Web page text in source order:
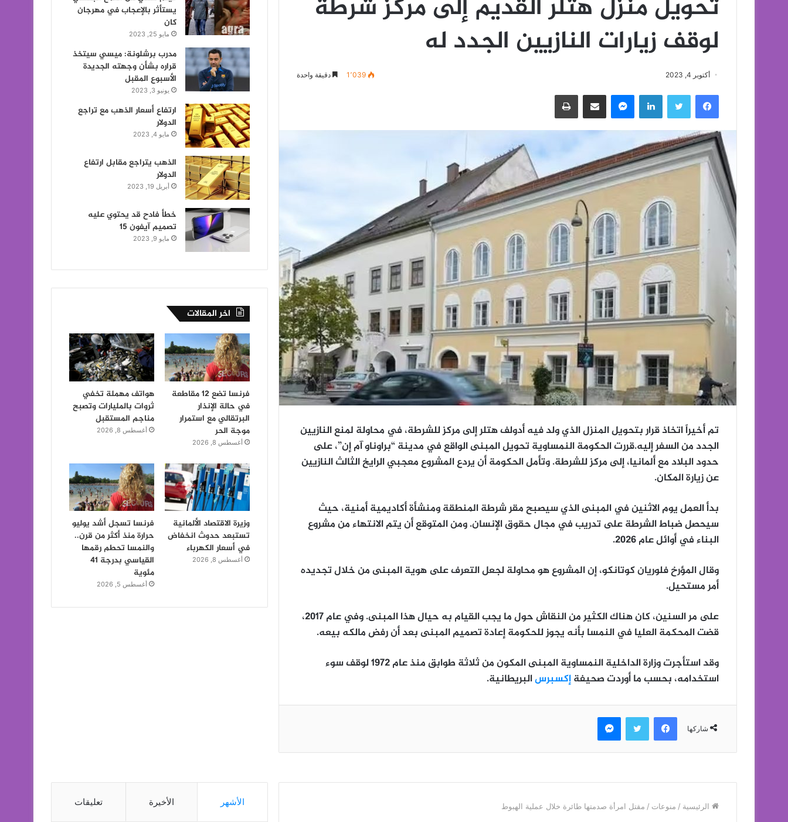
تحويل منزل هتلر القديم إلى مركز شرطة
لوقف زيارات النازيين الجدد له
أكتوبر 4, 2023 1٬039 دقيقة واحدة
فيسبوك تويتر لينكدإن ماسنجر مشاركة عبر البريد طباعة
تم أخيراً اتخاذ قرار بتحويل المنزل الذي ولد فيه أدولف هتلر إلى مركز للشرطة، في محاولة لمنع النازيين
الجدد من السفر إليه.قررت الحكومة النمساوية تحويل المبنى الواقع في مدينة “براوناو آم إن”، على
حدود البلاد مع ألمانيا، إلى مركز للشرطة. وتأمل الحكومة أن يردع المشروع معجبي الرايخ الثالث النازيين
عن زيارة المكان.
بدأ العمل يوم الاثنين في المبنى الذي سيصبح مقر شرطة المنطقة ومنشأة أكاديمية أمنية، حيث
سيحصل ضباط الشرطة على تدريب في مجال حقوق الإنسان. ومن المتوقع أن يتم الانتهاء من مشروع
البناء في أوائل عام 2026.
وقال المؤرخ فلوريان كوتانكو، إن المشروع هو محاولة لجعل التعرف على هوية المبنى من خلال تجديده
أمر مستحيل.
على مر السنين، كان هناك الكثير من النقاش حول ما يجب القيام به حيال هذا المبنى. وفي عام 2017،
قضت المحكمة العليا في النمسا بأنه يجوز للحكومة إعادة تصميم المبنى بعد أن رفض مالكه بيعه.
وقد استأجرت وزارة الداخلية النمساوية المبنى المكون من ثلاثة طوابق منذ عام 1972 لوقف سوء
استخدامه، بحسب ما أوردت صحيفةإكسبرسالبريطانية.
شاركها
فيسبوك تويتر ماسنجر
يستأثر بالإعجاب في مهرجان
كان
مايو 25, 2023
مدرب برشلونة: ميسي سيتخذ
قراره بشأن وجهته الجديدة
الأسبوع المقبل
يونيو 3, 2023
ارتفاع أسعار الذهب مع تراجع
الدولار
مايو 4, 2023
الذهب يتراجع مقابل ارتفاع
الدولار
أبريل 19, 2023
خطأ فادح قد يحتوي عليه
تصميم آيفون 15
مايو 9, 2023
اخر المقالات
فرنسا تضع 12 مقاطعة
في حالة الإنذار
البرتقالي مع استمرار
موجة الحر
أغسطس 8, 2026
هواتف مهملة تخفي
ثروات بالمليارات وتصبح
مناجم المستقبل
أغسطس 8, 2026
وزيرة الاقتصاد الألمانية
تستبعد حدوث انخفاض
في أسعار الكهرباء
أغسطس 8, 2026
فرنسا تسجل أشد يوليو
حرارة منذ أكثر من قرن..
والنمسا تحطم رقمها
القياسي بدرجة 41
مئوية
أغسطس 5, 2026